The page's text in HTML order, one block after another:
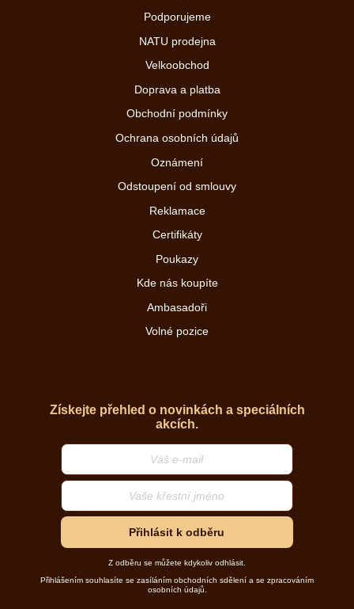
Podporujeme
NATU prodejna
Velkoobchod
Doprava a platba
Obchodní podmínky
Ochrana osobních údajů
Oznámení
Odstoupení od smlouvy
Reklamace
Certifikáty
Poukazy
Kde nás koupíte
Ambasadoři
Volné pozice
Získejte přehled o novinkách a speciálních
akcích.
Přihlásit k odběru
Z odběru se můžete kdykoliv odhlásit.
Přihlášením souhlasíte se zasíláním obchodních sdělení a se zpracováním
osobních údajů.